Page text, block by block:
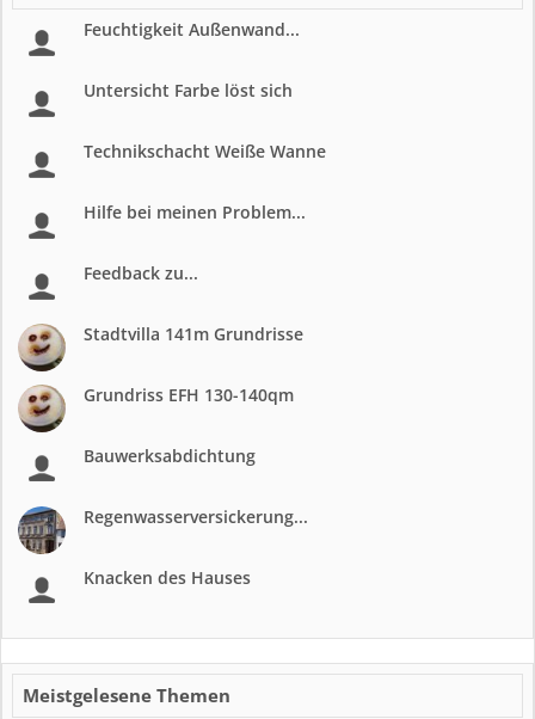
Feuchtigkeit Außenwand...
Untersicht Farbe löst sich
Technikschacht Weiße Wanne
Hilfe bei meinen Problem...
Feedback zu...
Stadtvilla 141m Grundrisse
Grundriss EFH 130-140qm
Bauwerksabdichtung
Regenwasserversickerung...
Knacken des Hauses
Meistgelesene Themen